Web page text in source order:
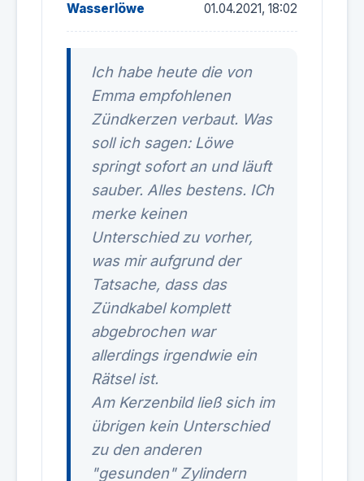
Wasserlöwe 01.04.2021, 18:02
Ich habe heute die von
Emma empfohlenen
Zündkerzen verbaut. Was
soll ich sagen: Löwe
springt sofort an und läuft
sauber. Alles bestens. ICh
merke keinen
Unterschied zu vorher,
was mir aufgrund der
Tatsache, dass das
Zündkabel komplett
abgebrochen war
allerdings irgendwie ein
Rätsel ist.
Am Kerzenbild ließ sich im
übrigen kein Unterschied
zu den anderen
"gesunden" Zylindern